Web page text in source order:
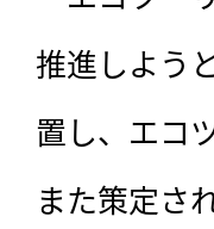
推進しよう
置し、エコ
また策定さ